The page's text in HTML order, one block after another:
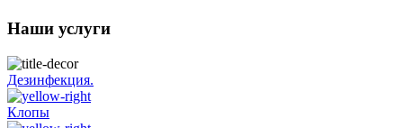
Наши услуги
Дезинфекция.
Клопы